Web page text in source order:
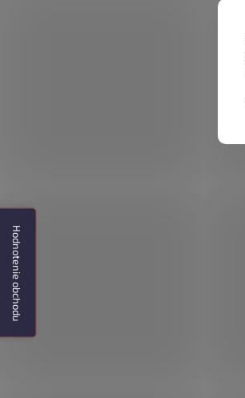
Hodnotenie obchodu